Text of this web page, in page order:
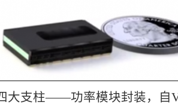
大支柱——功率模块封装，自